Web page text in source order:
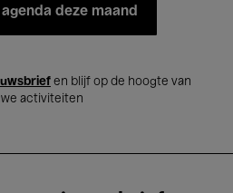
deze maand
en blijf op de hoogte van
activiteiten